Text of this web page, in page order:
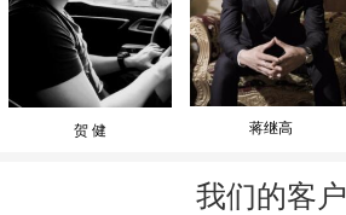
贺 健 蒋继高
我们的客户